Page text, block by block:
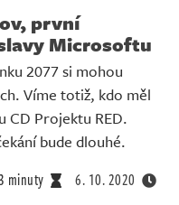
první
Microsoftu
2077 si mohou
Víme totiž, kdo měl
CD Projektu RED.
bude dlouhé.
minuty 6. 10. 2020